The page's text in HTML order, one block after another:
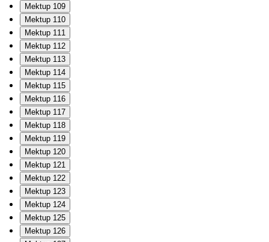
Mektup 109
Mektup 110
Mektup 111
Mektup 112
Mektup 113
Mektup 114
Mektup 115
Mektup 116
Mektup 117
Mektup 118
Mektup 119
Mektup 120
Mektup 121
Mektup 122
Mektup 123
Mektup 124
Mektup 125
Mektup 126